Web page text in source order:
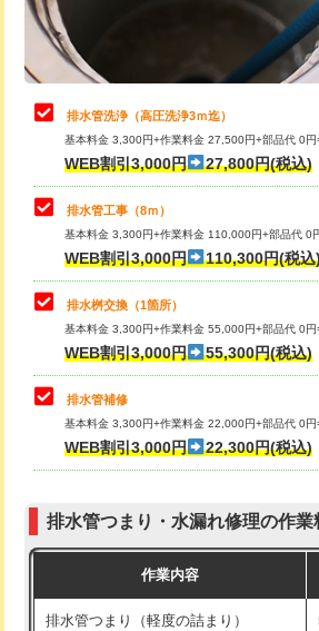
業）
排水管工事（排水管工事/3ｍまで）
排水管工事（追加 排水管工事/3ｍ超
え）
マス交換（土の掘削・埋め戻し作業）
マス交換（深さ50㎝未満）
マス交換（深さ50㎝以上）
コンクリート斫り（厚さ10㎝まで）
コンクリート斫り（厚さ10㎝超え）
モルタル補修（厚さ10㎝まで）
モルタル補修（厚さ10㎝超え）
追加人工
止水・漏水調査・防水処理・清掃・修
理・調整・分解・加工など（軽作業）
止水・漏水調査・防水処理・清掃・修
理・調整・分解・加工など（中作業）
止水・漏水調査・防水処理・清掃・修
理・調整・分解・加工など（重作業）
その他部品の脱着
交換・取付（タンク）
交換・取付(単水栓（壁付・デッキ
式）)
交換・取付(混合水栓（壁付・デッキ
式・ワンホール）)
交換・取付(排水栓・排水トラップ
交換・取付（その他部品）
持込商品取付（単水栓）
持込商品取付（混合水栓）
排水管洗浄（高圧洗浄3ｍ迄）
基本料金 3,300円+作業料金 27,500円+部品代 0
WEB割引3,000円 27,800円(税込)
排水管工事（8ｍ）
基本料金 3,300円+作業料金 110,000円+部品代 0
WEB割引3,000円 110,300円(税込
排水桝交換（1箇所）
基本料金 3,300円+作業料金 55,000円+部品代 0
WEB割引3,000円 55,300円(税込)
排水管補修
基本料金 3,300円+作業料金 22,000円+部品代 0
WEB割引3,000円 22,300円(税込)
排水管つまり・水漏れ修理の作業
作業内容
排水管つまり（軽度の詰まり）